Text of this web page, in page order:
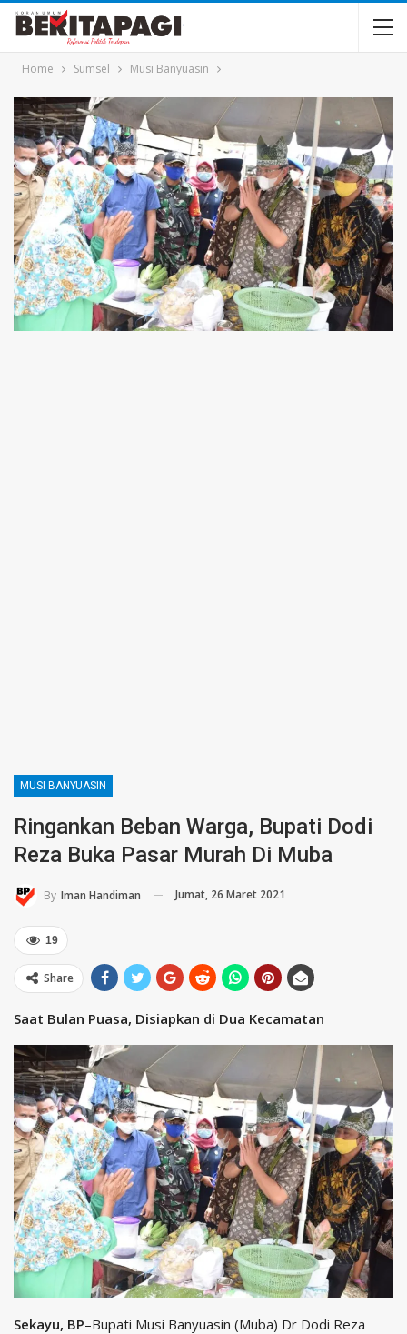
Home Sumsel Musi Banyuasin
MUSI BANYUASIN
Ringankan Beban Warga, Bupati Dodi
Reza Buka Pasar Murah Di Muba
By Iman Handiman Jumat, 26 Maret 2021
19
Share
Saat Bulan Puasa, Disiapkan di Dua Kecamatan
Sekayu, BP–Bupati Musi Banyuasin (Muba) Dr Dodi Reza